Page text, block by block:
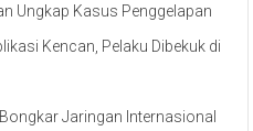
Ungkap Kasus Penggelapan
Kencan, Pelaku Dibekuk di
Jaringan Internasional